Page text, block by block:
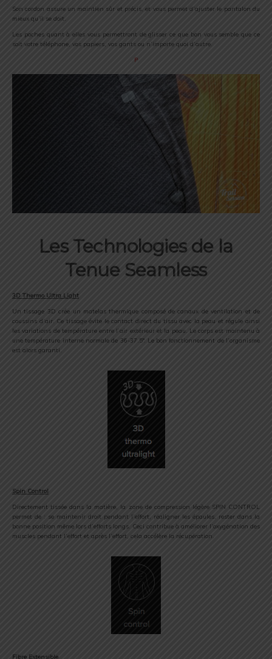
Son cordon assure un maintien sûr et précis, et vous permet d’ajuster le pantalon du
mieux qu’il se doit.
Les poches quant à elles vous permettront de glisser ce que bon vous semble que ce
soit votre téléphone, vos papiers, vos gants ou n’importe quoi d’autre.
P
Les Technologies de la
Tenue Seamless
3D Thermo Ultra Light
Un tissage 3D crée un matelas thermique composé de canaux de ventilation et de
coussins d’air. Ce tissage évite le contact direct du tissu avec la peau et régule ainsi
les variations de température entre l’air extérieur et la peau. Le corps est maintenu à
une température interne normale de 36-37.5°. Le bon fonctionnement de l’organisme
est alors garanti.
Spin Control
Directement tissée dans la matière, la zone de compression légère SPIN CONTROL
permet de : se maintenir droit pendant l’effort, réaligner les épaules, rester dans la
bonne position même lors d’efforts longs. Ceci contribue à améliorer l’oxygénation des
muscles pendant l’effort et après l’effort, cela accélère la récupération.
Fibre Extensible